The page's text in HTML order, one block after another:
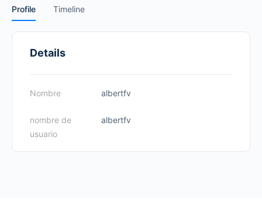
Profile Timeline
Details
Nombre albertfv
nombre de
usuario
albertfv